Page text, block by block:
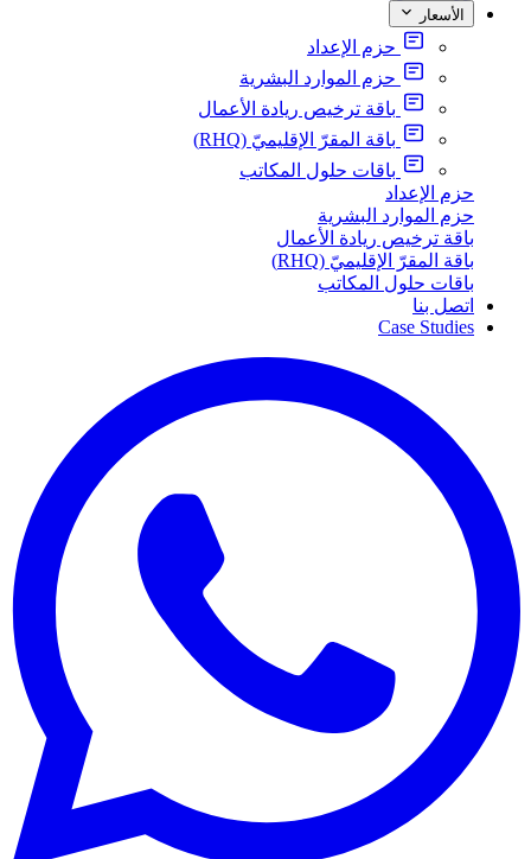
الأسعار
حزم الإعداد
حزم الموارد البشرية
باقة ترخيص ريادة الأعمال
باقة المقرّ الإقليميّ (RHQ)
باقات حلول المكاتب
حزم الإعداد
حزم الموارد البشرية
باقة ترخيص ريادة الأعمال
باقة المقرّ الإقليميّ (RHQ)
باقات حلول المكاتب
اتصل بنا
Case Studies